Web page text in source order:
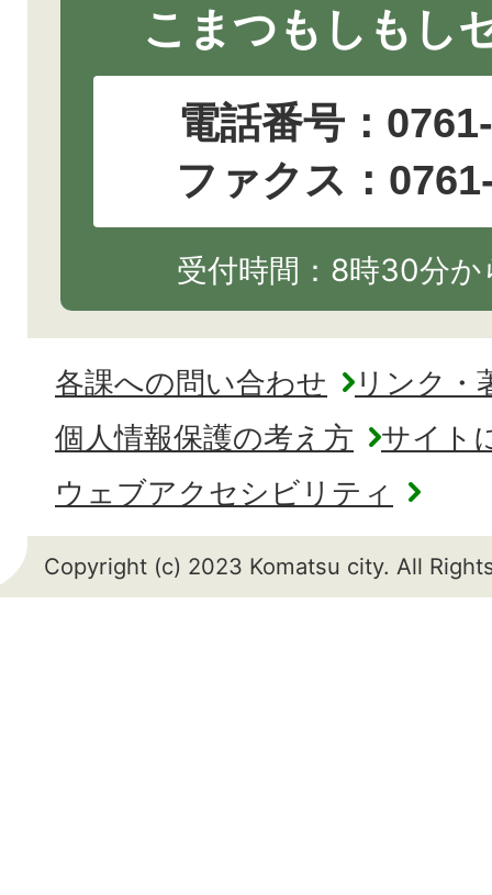
こまつもしもし
電話番号：
ファクス：
受付時間：8時30分
各課への問い合わせ
リンク・
個人情報保護の考え方
サイト
ウェブアクセシビリティ
Copyright (c) 2023 Komatsu city. All